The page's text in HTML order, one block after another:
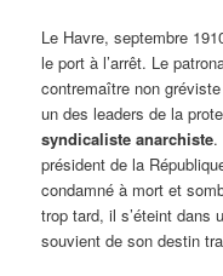
Le Havre, septembre
le port à l’arrêt. Le
contremaître non
un des leaders de la
syndicaliste anarchiste.
président de la
condamné à mort et
trop tard, il s’éteint dans
souvient de son destin